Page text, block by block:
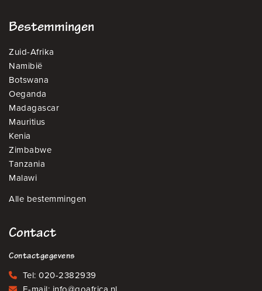
Bestemmingen
Zuid-Afrika
Namibië
Botswana
Oeganda
Madagascar
Mauritius
Kenia
Zimbabwe
Tanzania
Malawi
Alle bestemmingen
Contact
Contactgegevens
Tel: 020-2382939